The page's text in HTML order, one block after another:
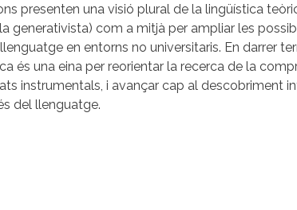
presenten una visió plural de la lingüística
generativista) com a mitjà per ampliar les
en entorns no universitaris. En darrer
és una eina per reorientar la recerca de la
instrumentals, i avançar cap al descobriment
del llenguatge.